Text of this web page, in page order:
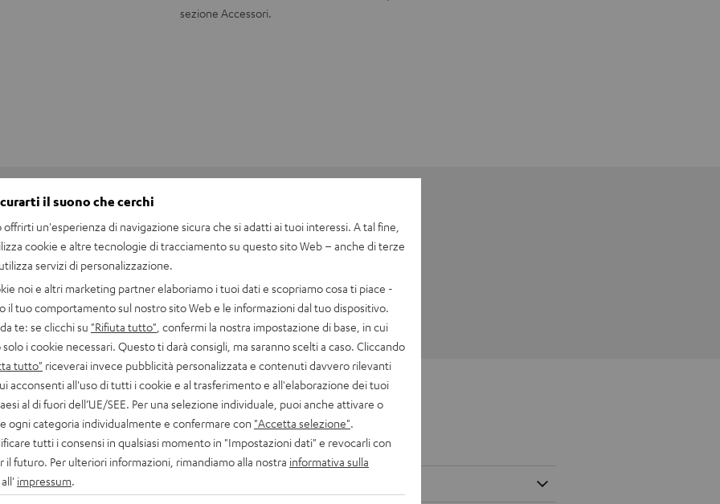
sezione Accessori.
Adapter 30W
il suono che cerchi
offrirti un'esperienza di navigazione sicura che si adatti ai tuoi interessi. A tal fine,
cookie e altre tecnologie di tracciamento su questo sito Web – anche di terze
servizi di personalizzazione.
noi e altri marketing partner elaboriamo i tuoi dati e scopriamo cosa ti piace -
il tuo comportamento sul nostro sito Web e le informazioni dal tuo dispositivo.
te: se clicchi su "Rifiuta tutto" , confermi la nostra impostazione di base, in cui
i cookie necessari. Questo ti darà consigli, ma saranno scelti a caso. Cliccando
tutto" riceverai invece pubblicità personalizzata e contenuti davvero rilevanti
acconsenti all'uso di tutti i cookie e al trasferimento e all'elaborazione dei tuoi
al di fuori dell’UE/SEE. Per una selezione individuale, puoi anche attivare o
ogni categoria individualmente e confermare con "Accetta selezione"
tutti i consensi in qualsiasi momento in "Impostazioni dati" e revocarli con
il futuro. Per ulteriori informazioni, rimandiamo alla nostra informativa sulla
impressum